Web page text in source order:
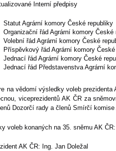
Interní předpisy
Statut Agrární komory České republiky
Organizační řád Agrární komory České
Volební řád Agrární komory České
Příspěvkový řád Agrární komory
Jednací řád Agrární komory České
Jednací řád Představenstva Agrární
vědomí výsledky voleb prezidenta
viceprezidentů AK ČR za
Dozorčí rady a členů Smírčí komise
voleb konaných na 35. sněmu AK ČR:
AK ČR: Ing. Jan Doležal